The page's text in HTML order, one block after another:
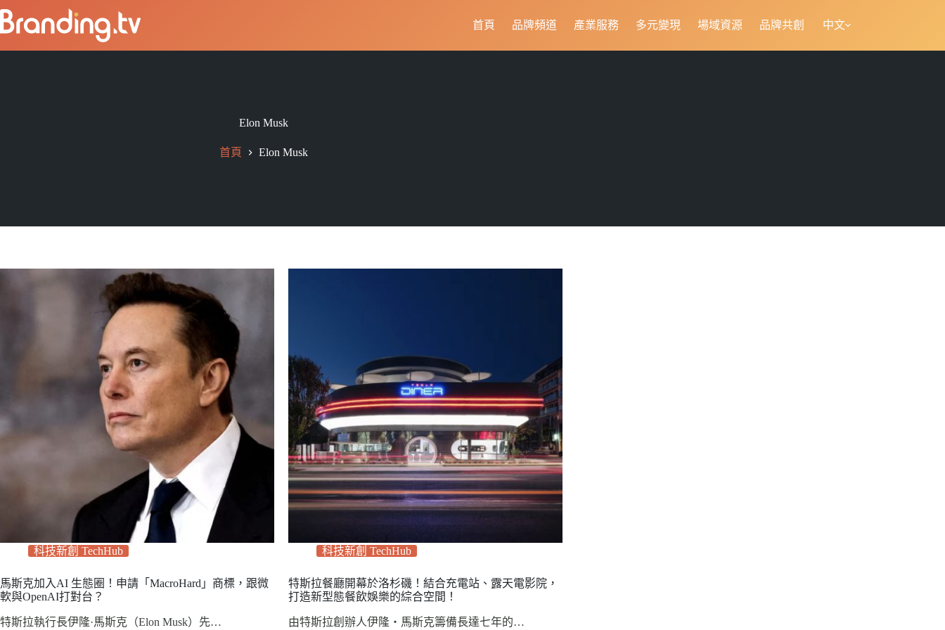
首頁 品牌頻道 產業服務 多元變現 場域資源 品牌共創 中文
Elon Musk
首頁 Elon Musk
科技新創 TechHub
馬斯克加入AI 生態圈！申請「MacroHard」商標，跟微
軟與OpenAI打對台？
特斯拉執行長伊隆·馬斯克（Elon Musk）先…
科技新創 TechHub
特斯拉餐廳開幕於洛杉磯！結合充電站、露天電影院，
打造新型態餐飲娛樂的綜合空間！
由特斯拉創辦人伊隆‧馬斯克籌備長達七年的…